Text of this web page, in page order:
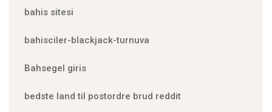
bahis sitesi
bahisciler-blackjack-turnuva
Bahsegel giris
bedste land til postordre brud reddit